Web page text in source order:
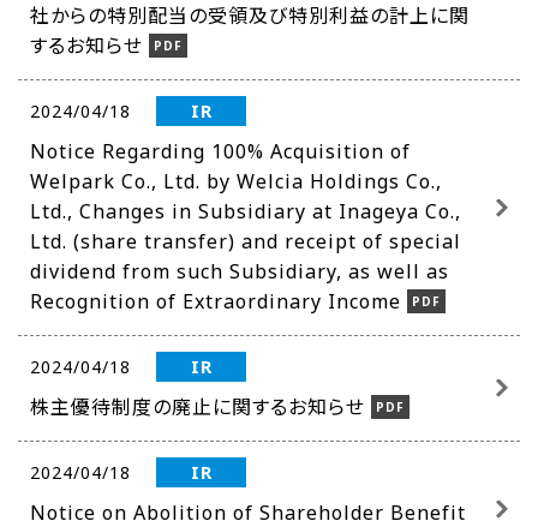
社からの特別配当の受領及び特別利益の計上に関
するお知らせ
2024/04/18 IR
Notice Regarding 100% Acquisition of
Welpark Co., Ltd. by Welcia Holdings Co.,
Ltd., Changes in Subsidiary at Inageya Co.,
Ltd. (share transfer) and receipt of special
dividend from such Subsidiary, as well as
Recognition of Extraordinary Income
2024/04/18 IR
株主優待制度の廃止に関するお知らせ
2024/04/18 IR
Notice on Abolition of Shareholder Benefit